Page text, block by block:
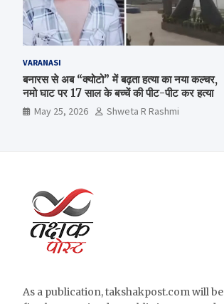
VARANASI
बनारस से अब “क्योटो” में बढ़ता हत्या का नया कल्चर,
नमो घाट पर 17 साल के बच्चें की पीट-पीट कर हत्या
May 25, 2026 Shweta R Rashmi
As a publication, takshakpost.com will be